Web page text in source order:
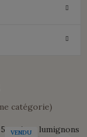
catégorie)
VENDU